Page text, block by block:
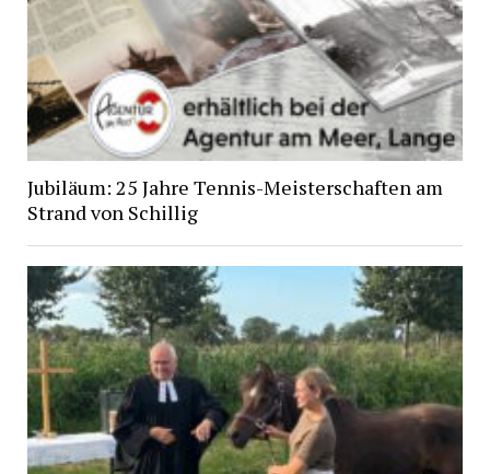
Jubiläum: 25 Jahre Tennis-Meisterschaften am
Strand von Schillig